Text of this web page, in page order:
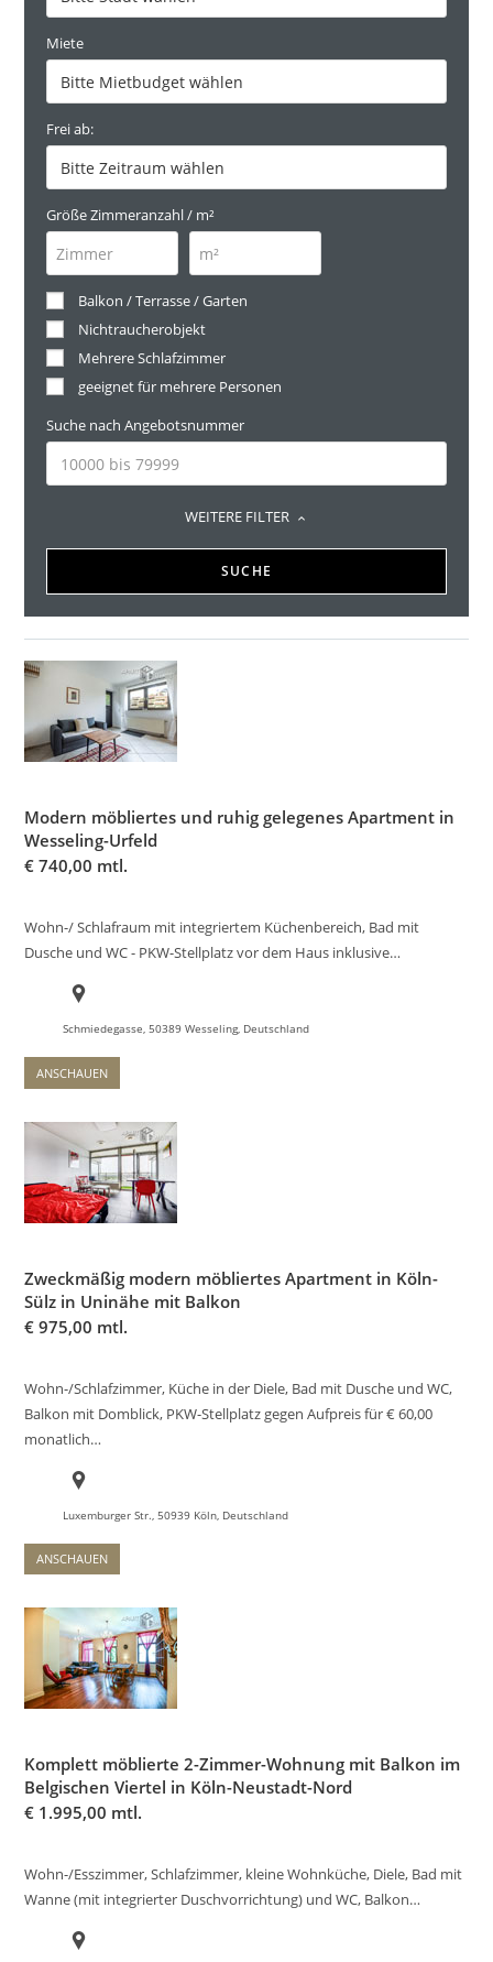
Miete
Frei ab:
Größe Zimmeranzahl / m²
Balkon / Terrasse / Garten
Nichtraucherobjekt
Mehrere Schlafzimmer
geeignet für mehrere Personen
Suche nach Angebotsnummer
WEITERE FILTER
SUCHE
Modern möbliertes und ruhig gelegenes Apartment in
Wesseling-Urfeld
€ 740,00 mtl.
Wohn-/ Schlafraum mit integriertem Küchenbereich, Bad mit
Dusche und WC - PKW-Stellplatz vor dem Haus inklusive…
Schmiedegasse, 50389 Wesseling, Deutschland
ANSCHAUEN
Zweckmäßig modern möbliertes Apartment in Köln-
Sülz in Uninähe mit Balkon
€ 975,00 mtl.
Wohn-/Schlafzimmer, Küche in der Diele, Bad mit Dusche und WC,
Balkon mit Domblick, PKW-Stellplatz gegen Aufpreis für € 60,00
monatlich…
Luxemburger Str., 50939 Köln, Deutschland
ANSCHAUEN
Komplett möblierte 2-Zimmer-Wohnung mit Balkon im
Belgischen Viertel in Köln-Neustadt-Nord
€ 1.995,00 mtl.
Wohn-/Esszimmer, Schlafzimmer, kleine Wohnküche, Diele, Bad mit
Wanne (mit integrierter Duschvorrichtung) und WC, Balkon…